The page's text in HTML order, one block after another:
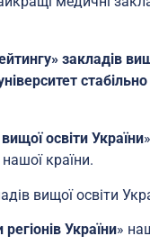
закладів
освіти України»
країни.
України»